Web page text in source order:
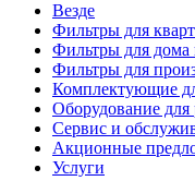
Везде
Фильтры для
Фильтры для дома
Фильтры для
Комплектующие
Оборудование
Сервис и
Акционные
Услуги